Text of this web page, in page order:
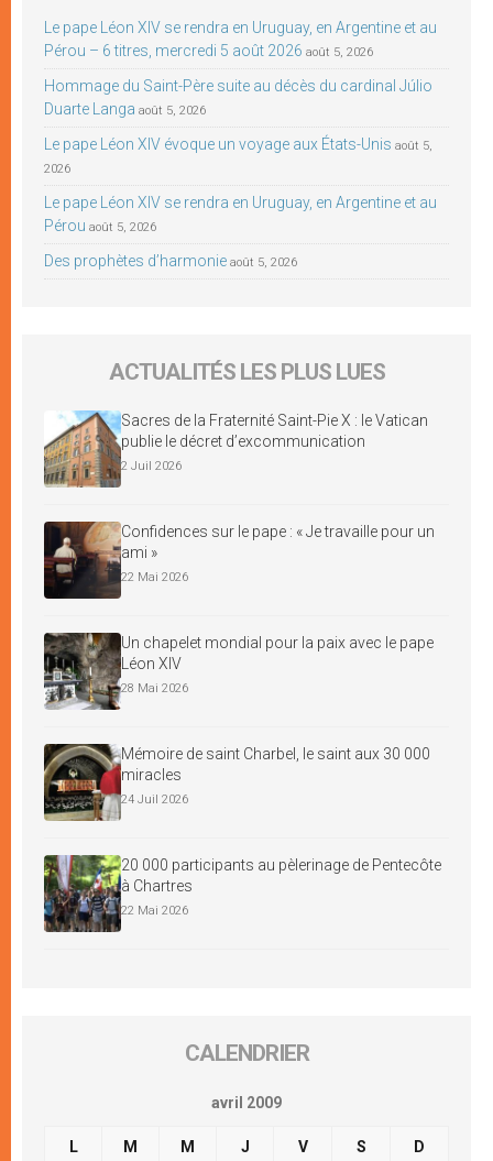
Le pape Léon XIV se rendra en Uruguay, en Argentine et au
Pérou – 6 titres, mercredi 5 août 2026 août 5, 2026
Hommage du Saint-Père suite au décès du cardinal Júlio
Duarte Langa août 5, 2026
Le pape Léon XIV évoque un voyage aux États-Unis août 5,
2026
Le pape Léon XIV se rendra en Uruguay, en Argentine et au
Pérou août 5, 2026
Des prophètes d’harmonie août 5, 2026
ACTUALITÉS LES PLUS LUES
Sacres de la Fraternité Saint-Pie X : le Vatican
publie le décret d’excommunication
2 Juil 2026
Confidences sur le pape : « Je travaille pour un
ami »
22 Mai 2026
Un chapelet mondial pour la paix avec le pape
Léon XIV
28 Mai 2026
Mémoire de saint Charbel, le saint aux 30 000
miracles
24 Juil 2026
20 000 participants au pèlerinage de Pentecôte
à Chartres
22 Mai 2026
CALENDRIER
avril 2009
L M M J V S D